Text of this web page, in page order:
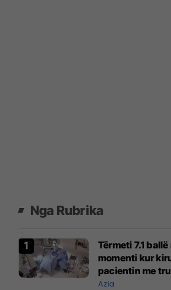
Nga Rubrika
Tërmeti 7.1
momenti kur
pacientin me
operacionit
Azia